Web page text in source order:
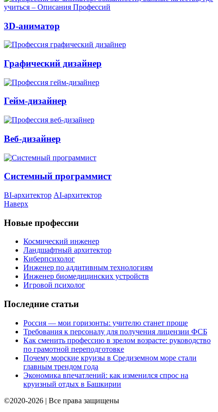
3D-аниматор
Графический дизайнер
Гейм-дизайнер
Веб-дизайнер
Системный программист
BI-архитектор AI-архитектор
Наверх
Новые профессии
Космический инженер
Ландшафтный архитектор
Киберпсихолог
Инженер по аддитивным технологиям
Инженер биомедицинских устройств
Игровой психолог
Последние статьи
Россия — мои горизонты: учителю станет проще
Требования к персоналу для получения лицензии ФСБ
Как сменить профессию в зрелом возрасте: руководство
по грамотной переподготовке
Почему морские круизы в Средиземном море стали
главным трендом года
Экономика впечатлений: как изменился спрос на
круизный отдых в Башкирии
©2020-2026 | Все права защищены